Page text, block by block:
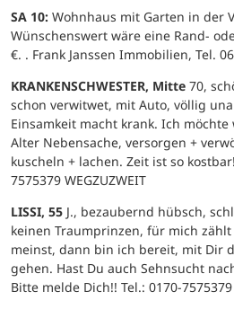
SA 10: Wohnhaus mit Garten in der
Wünschenswert wäre eine Rand-
€. . Frank Janssen Immobilien, Tel.
KRANKENSCHWESTER, Mitte 70,
schon verwitwet, mit Auto, völlig
Einsamkeit macht krank. Ich
Alter Nebensache, versorgen +
kuscheln + lachen. Zeit ist so
7575379 WEGZUZWEIT
LISSI, 55 J., bezaubernd hübsch,
keinen Traumprinzen, für mich
meinst, dann bin ich bereit, mit Dir
gehen. Hast Du auch Sehnsucht
Bitte melde Dich!! Tel.: 0170-7575379